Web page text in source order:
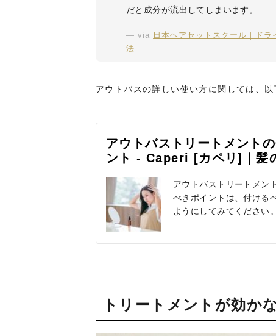
だと成分が流出してしまいます。
via
日本ヘアセットスクール｜ド
法
アウトバスの詳しい使い方に関しては、
アウトバストリートメント
ント - Caperi [カペリ]｜髪
アウトバストリートメン
べきポイントは、付ける
ようにしてみてください。
トリートメントが効か